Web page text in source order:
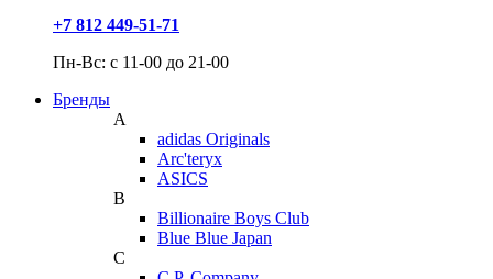
+7 812 449-51-71
Пн-Вс: с 11-00 до 21-00
Бренды
A
adidas Originals
Arc'teryx
ASICS
B
Billionaire Boys Club
Blue Blue Japan
C